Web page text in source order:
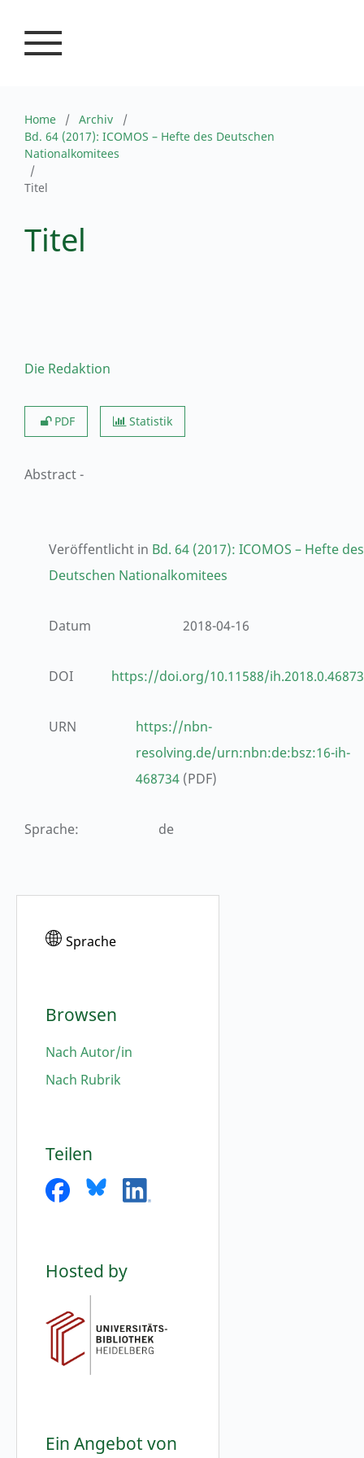
Home / Archiv
/
Bd. 64 (2017): ICOMOS – Hefte des Deutschen
Nationalkomitees
/
Titel
Titel
Die Redaktion
PDF Statistik
Abstract-
Veröffentlicht in Bd. 64 (2017): ICOMOS – Hefte des
Deutschen Nationalkomitees
Datum 2018-04-16
DOI https://doi.org/10.11588/ih.2018.0.46873
URN
https://nbn-
resolving.de/urn:nbn:de:bsz:16-ih-
468734 (PDF)
Sprache: de
Sprache
Browsen
Nach Autor/in
Nach Rubrik
Teilen
Hosted by
Ein Angebot von